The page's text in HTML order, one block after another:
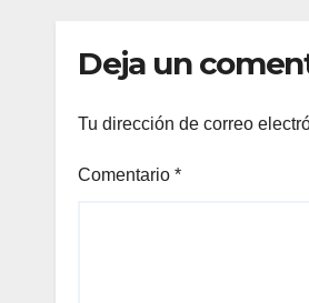
Deja un
Tu dirección de correo
Comentario *